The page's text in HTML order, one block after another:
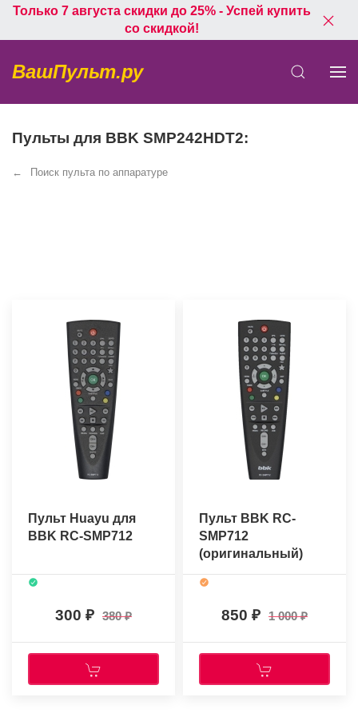
Только 7 августа скидки до 25% - Успей купить
со скидкой!
ВашПульт.ру
Пульты для BBK SMP242HDT2:
Поиск пульта по аппаратуре
Пульт Huayu для
BBK RC-SMP712
300 380
Пульт BBK RC-
SMP712
(оригинальный)
850 1 000